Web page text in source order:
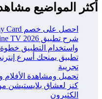
أكثر المواضيع
احصل على خصم RedotPay Card كوبونات حصرية
واستخدام التطبيق
تطبيق يمنحك أسرع
تجريبة
تحميل ومشاهدة الأفلام
كنز لعشاق بلايستيشن
الكثيرون